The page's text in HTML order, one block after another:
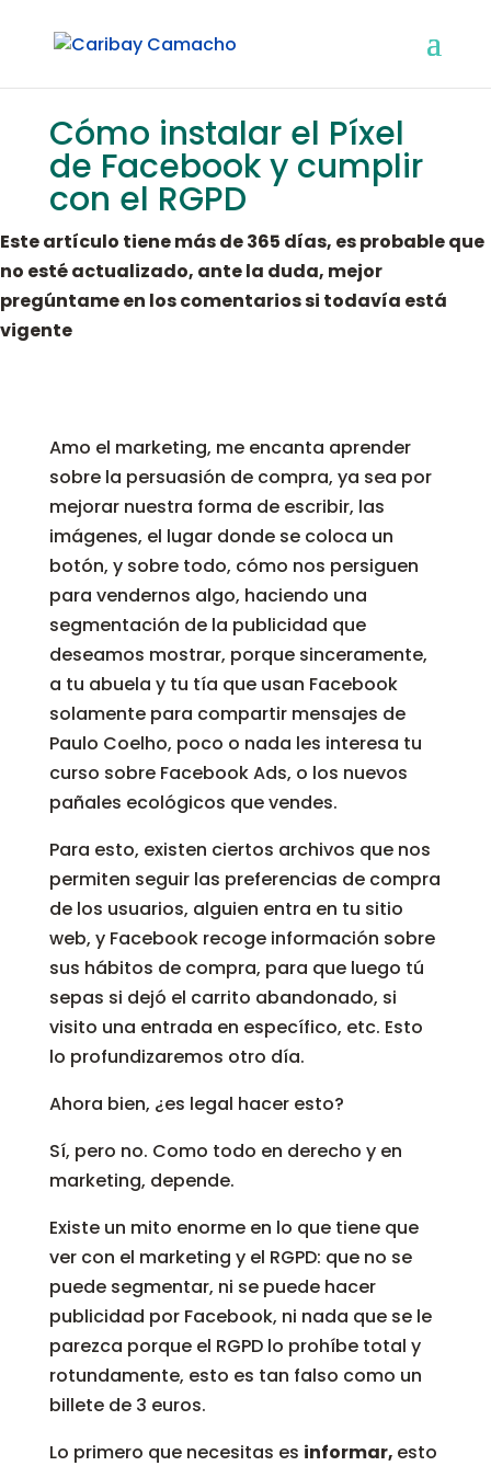
Cómo instalar el Píxel
de Facebook y cumplir
con el RGPD
Este artículo tiene más de 365 días, es probable que
no esté actualizado, ante la duda, mejor
pregúntame en los comentarios si todavía está
vigente
Amo el marketing, me encanta aprender
sobre la persuasión de compra, ya sea por
mejorar nuestra forma de escribir, las
imágenes, el lugar donde se coloca un
botón, y sobre todo, cómo nos persiguen
para vendernos algo, haciendo una
segmentación de la publicidad que
deseamos mostrar, porque sinceramente,
a tu abuela y tu tía que usan Facebook
solamente para compartir mensajes de
Paulo Coelho, poco o nada les interesa tu
curso sobre Facebook Ads, o los nuevos
pañales ecológicos que vendes.
Para esto, existen ciertos archivos que nos
permiten seguir las preferencias de compra
de los usuarios, alguien entra en tu sitio
web, y Facebook recoge información sobre
sus hábitos de compra, para que luego tú
sepas si dejó el carrito abandonado, si
visito una entrada en específico, etc. Esto
lo profundizaremos otro día.
Ahora bien, ¿es legal hacer esto?
Sí, pero no. Como todo en derecho y en
marketing, depende.
Existe un mito enorme en lo que tiene que
ver con el marketing y el RGPD: que no se
puede segmentar, ni se puede hacer
publicidad por Facebook, ni nada que se le
parezca porque el RGPD lo prohíbe total y
rotundamente, esto es tan falso como un
billete de 3 euros.
Lo primero que necesitas es informar, esto